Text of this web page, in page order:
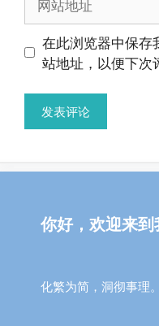
地
址
址
在此浏览器中保存
站地址，以便下次
你好，欢迎来
化繁为简，洞彻事理。